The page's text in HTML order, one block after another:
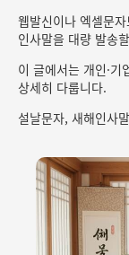
웹발신이나 엑셀문
인사말을 대량 발송
이 글에서는 개인·
상세히 다룹니다.
설날문자, 새해인사